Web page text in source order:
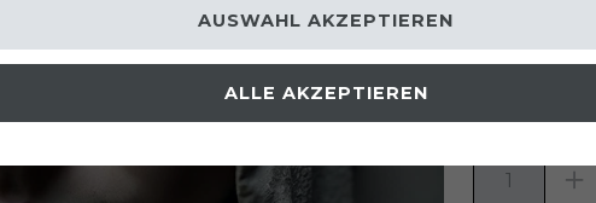
* inkl. ges. MwSt.
DERZEIT
ALLE AKZEPTIEREN
AUSWAHL AKZEPTIEREN